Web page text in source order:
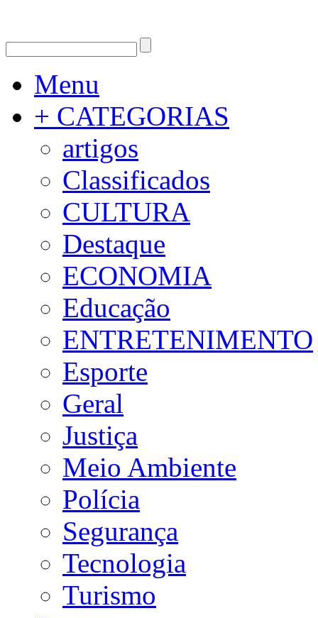
Menu
+ CATEGORIAS
artigos
Classificados
CULTURA
Destaque
ECONOMIA
Educação
ENTRETENIMENTO
Esporte
Geral
Justiça
Meio Ambiente
Polícia
Segurança
Tecnologia
Turismo